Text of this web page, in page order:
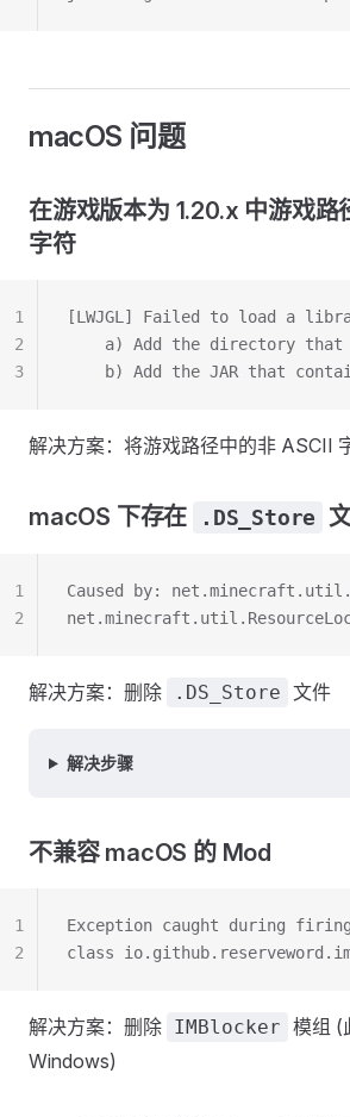
macOS 问题
在游戏版本为 1.20.x 中游戏路
字符
[LWJGL] Failed to load a
a) Add the directory
b) Add the JAR that
1
2
3
解决方案：将游戏路径中的非 ASCII
macOS 下存在 .DS_Store
Caused by:
1
2
解决方案：删除 .DS_Store 文件
解决步骤
不兼容 macOS 的 Mod
Exception caught during
class
1
2
解决方案：删除 IMBlocker 模组 (
Windows)